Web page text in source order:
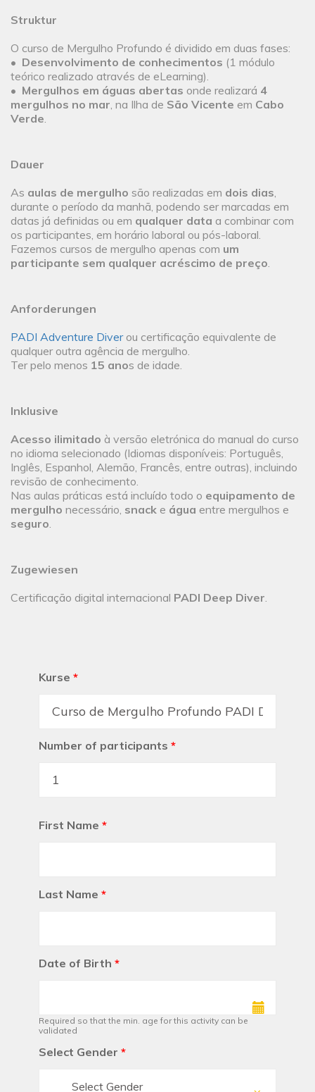
Struktur
O curso de Mergulho Profundo é dividido em duas fases:
• Desenvolvimento de conhecimentos (1 módulo
teórico realizado através de eLearning).
• Mergulhos em águas abertas onde realizará 4
mergulhos no mar, na Ilha de São Vicente em Cabo
Verde.
Dauer
As aulas de mergulho são realizadas em dois dias,
durante o período da manhã, podendo ser marcadas em
datas já definidas ou em qualquer data a combinar com
os participantes, em horário laboral ou pós-laboral.
Fazemos cursos de mergulho apenas com um
participante sem qualquer acréscimo de preço.
Anforderungen
PADI Adventure Diverou certificação equivalente de
qualquer outra agência de mergulho.
Ter pelo menos 15 anos de idade.
Inklusive
Acesso ilimitado à versão eletrónica do manual do curso
no idioma selecionado (Idiomas disponíveis: Português,
Inglês, Espanhol, Alemão, Francês, entre outras), incluindo
revisão de conhecimento.
Nas aulas práticas está incluído todo o equipamento de
mergulho necessário, snack e água entre mergulhos e
seguro.
Zugewiesen
Certificação digital internacional PADI Deep Diver.
Kurse *
Number of participants *
First Name *
Last Name *
Date of Birth *
Required so that the min. age for this activity can be
validated
Select Gender *
Select Gender